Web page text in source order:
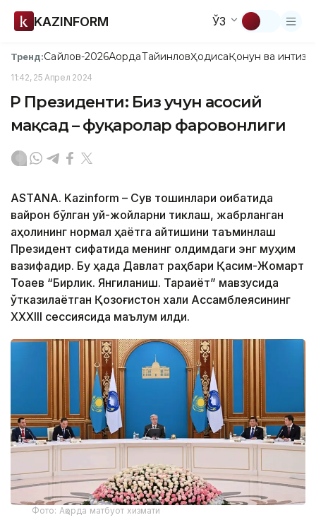
KAZINFORM ЎЗ
Тренд:Сайлов-2026АқордаТайинловҲодисаҚонун ва
11:42, 25 Апрел 2024
ҚР Президенти: Биз учун асосий
мақсад – фуқаролар фаровонлиги
ASTANA. Kazinform – Сув тошқинлари оқибатида
вайрон бўлган уй-жойларни тиклаш, жабрланган
аҳолининг нормал ҳаётга қайтишини таъминлаш
Президент сифатида менинг олдимдаги энг муҳим
вазифадир. Бу ҳақда Давлат раҳбари Қасим-Жомарт
Тоқаев “Бирлик. Янгиланиш. Тараққиёт” мавзусида
ўтказилаётган Қозоғистон халқи Ассамблеясининг
ХХХІІІ сессиясида маълум қилди.
Фото: Ақорда матбуот хизмати